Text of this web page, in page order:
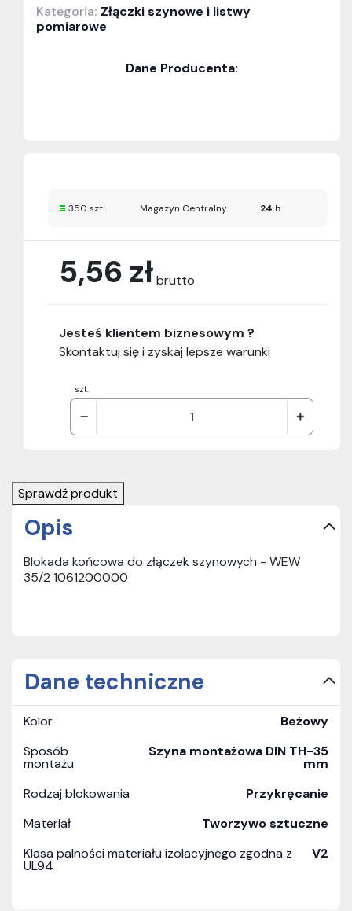
Kategoria: Złączki szynowe i listwy
pomiarowe
Dane Producenta:
5,56 złbrutto
szt.
Jesteś klientem biznesowym ?
Skontaktuj się i zyskaj lepsze warunki
350 szt. Magazyn Centralny 24 h
Sprawdź produkt
Opis
Blokada końcowa do złączek szynowych - WEW
35/2 1061200000
Dane techniczne
Kolor
Beżowy
Sposób
montażu
Szyna montażowa DIN TH-35
mm
Rodzaj blokowania
Przykręcanie
Materiał
Tworzywo sztuczne
Klasa palności materiału izolacyjnego zgodna z
UL94
V2